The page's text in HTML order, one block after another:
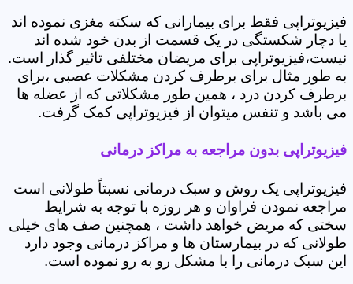
فیزیوتراپی فقط برای بیمارانی که سکته مغزی نموده اند
یا دچار شکستگی در یک قسمت از بدن خود شده اند
نیست،فیزیوتراپی برای مریضان مختلفی تاثیر گذار است.
به طور مثال برای برطرف کردن مشکلات عصبی ،برای
برطرف کردن درد ، همین طور مشکلاتی که از عضله ها
می باشد و تنفس میتوان از فیزیوتراپی کمک گرفت.
فیزیوتراپی بدون مراجعه به مراکز درمانی
فیزیوتراپی یک روش و سبک درمانی نسبتاً طولانی است
مراجعه نمودن فراوان و هر روزه با توجه به شرایط
سختی که مریض خواهد داشت ، همچنین صف های خیلی
طولانی که در بیمارستان ها و مراکز درمانی وجود دارد
این سبک درمانی را با مشکل رو به رو نموده است.